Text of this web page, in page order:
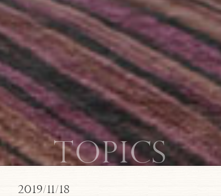
topics
2019/11/18